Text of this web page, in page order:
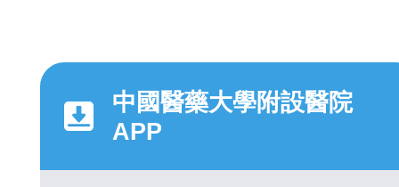
中國醫藥大學附設醫院
APP